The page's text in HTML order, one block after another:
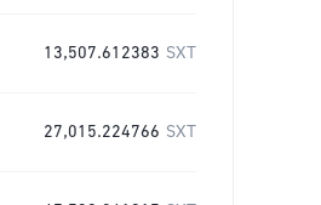
13,507.612383 SXT
27,015.224766 SXT